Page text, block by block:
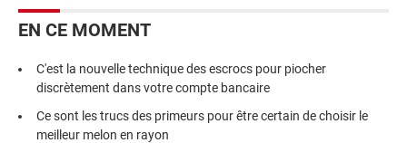
EN CE MOMENT
C'est la nouvelle technique des escrocs pour piocher
discrètement dans votre compte bancaire
Ce sont les trucs des primeurs pour être certain de choisir le
meilleur melon en rayon